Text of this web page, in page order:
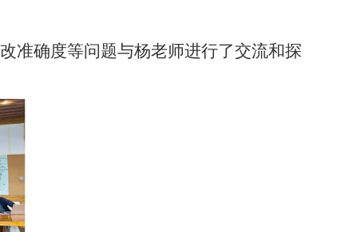
准确度等问题与杨老师进行了交流和探